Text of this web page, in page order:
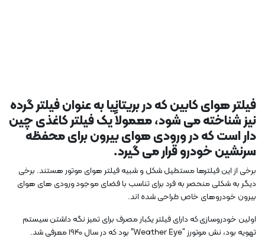
فیلتر هوای کابین که در بریتانیا به عنوان فیلتر گرده
نیز شناخته می شود، معمولاً یک فیلتر کاغذی چین
دار است که در ورودی هوای بیرون برای محفظه
سرنشین خودرو قرار می گیرد.
برخی از این فیلترها مستطیل شکل و شبیه فیلتر هوای موتور هستند. برخی
دیگر به شکلی منحصر به فرد برای تناسب با فضای موجود ورودی های هوای
بیرون خودروهای خاص طراحی شده اند.
اولین خودروسازی که دارای فیلتر یکبار مصرف برای تمیز نگه داشتن سیستم
تهویه بود، نش موتورز “Weather Eye” بود که در سال 1940 معرفی شد.